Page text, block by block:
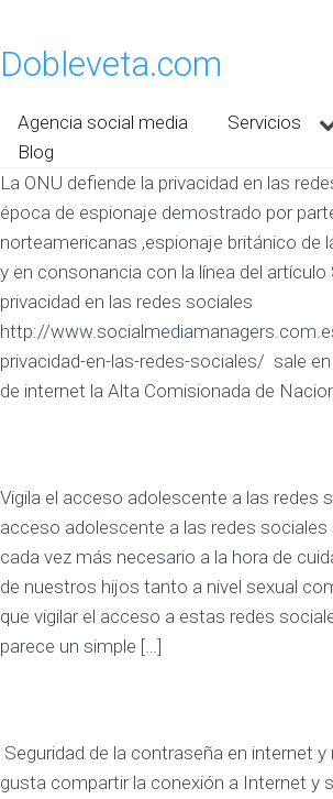
Dobleveta.com
Agencia social media Servicios
Blog
La ONU defiende la privacidad en las
época de espionaje demostrado por
norteamericanas ,espionaje británico de
y en consonancia con la línea del artículo
privacidad en las redes sociales
http://
privacidad-en-las-redes-sociales/ sale
de internet la Alta Comisionada de
Vigila el acceso adolescente a las redes
acceso adolescente a las redes
cada vez más necesario a la hora de
de nuestros hijos tanto a nivel sexual
que vigilar el acceso a estas redes
parece un simple […]
Seguridad de la contraseña en internet
gusta compartir la conexión a Internet y